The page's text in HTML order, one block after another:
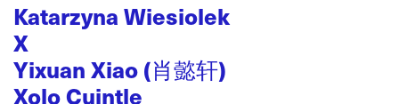
Katarzyna Wiesiolek
X
Yixuan Xiao (肖懿轩)
Xolo Cuintle